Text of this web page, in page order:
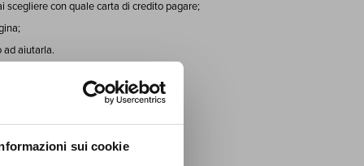
sui cookie
con quale carta di credito pagare;
ad aiutarla.
(tra i 10 e i 15 giorni).